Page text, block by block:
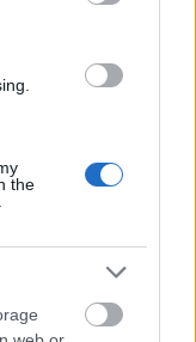
the
–
szél